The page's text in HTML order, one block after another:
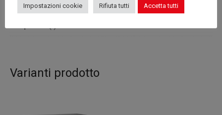
Corpo 760
Varianti prodotto
Impostazioni cookie Rifiuta tutti Accetta tutti